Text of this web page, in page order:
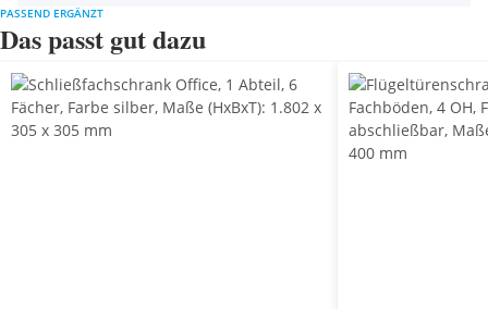
PASSEND ERGÄNZT
Das passt gut dazu